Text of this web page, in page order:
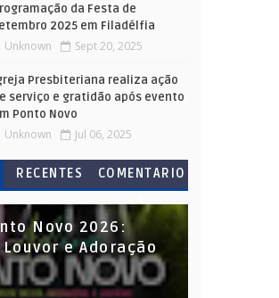
da Festa de
2025 em Filadélfia
Unknown Sept 20, 2025
Presbiteriana realiza ação
serviço e gratidão após evento
Ponto Novo
Unknown Jul 06, 2025
RECENTES
COMENTARIO
S
Novo 2026:
e Adoração